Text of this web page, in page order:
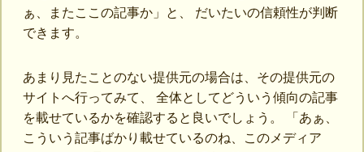
ぁ、またここの記事か」と、 だいたいの信頼性が判断
できます。
あまり見たことのない提供元の場合は、その提供元の
サイトへ行ってみて、 全体としてどういう傾向の記事
を載せているかを確認すると良いでしょう。 「あぁ、
こういう記事ばかり載せているのね、このメディア